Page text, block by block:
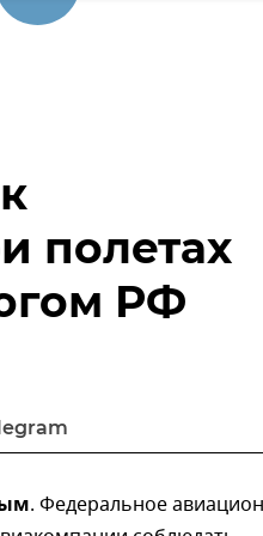
полетах
РФ
. Федеральное